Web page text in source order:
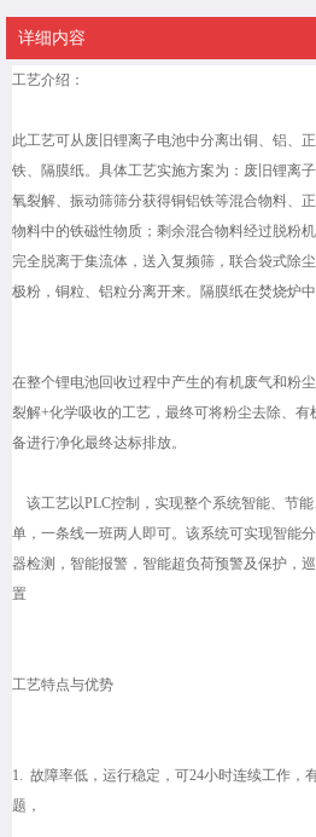
详细内容
工艺介绍：
此工艺可从废旧锂离子电池中分离出铜、铝、
铁、隔膜纸。具体工艺实施方案为：废旧锂离
氧裂解、振动筛筛分获得铜铝铁等混合物料、
物料中的铁磁性物质；剩余混合物料经过脱粉
完全脱离于集流体，送入复频筛，联合袋式除
极粉，铜粒、铝粒分离开来。隔膜纸在焚烧炉
在整个锂电池回收过程中产生的有机废气和粉
裂解+化学吸收的工艺，最终可将粉尘去除、
备进行净化最终达标排放。
该工艺以PLC控制，实现整个系统智能、节
单，一条线一班两人即可。该系统可实现智能
器检测，智能报警，智能超负荷预警及保护，
置
工艺特点与优势
1. 故障率低，运行稳定，可24小时连续工作，
题，